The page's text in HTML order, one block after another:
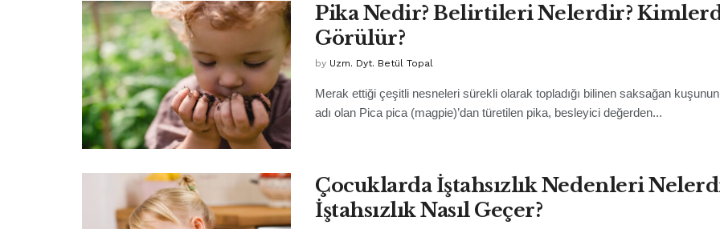
Pika Nedir? Belirtileri Nelerdir?
Görülür?
by Uzm. Dyt. Betül Topal
Merak ettiği çeşitli nesneleri sürekli olarak topladığı bilinen saksağan
adı olan Pica pica (magpie)’dan türetilen pika, besleyici değerden...
Çocuklarda İştahsızlık Nedenleri
İştahsızlık Nasıl Geçer?